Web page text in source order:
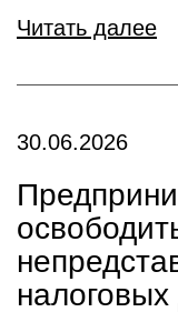
Читать далее
30.06.2026